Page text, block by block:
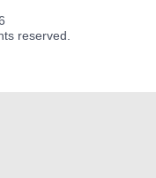
reserved.